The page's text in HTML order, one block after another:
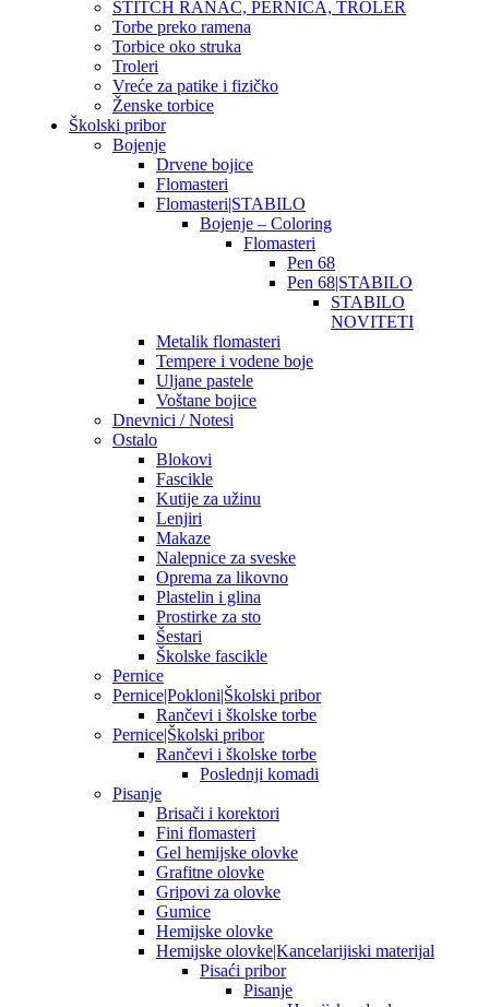
STITCH RANAC, PERNICA, TROLER
Torbe preko ramena
Torbice oko struka
Troleri
Vreće za patike i fizičko
Ženske torbice
Školski pribor
Bojenje
Drvene bojice
Flomasteri
Flomasteri|STABILO
Bojenje – Coloring
Flomasteri
Pen 68
Pen 68|STABILO
STABILO
NOVITETI
Metalik flomasteri
Tempere i vodene boje
Uljane pastele
Voštane bojice
Dnevnici / Notesi
Ostalo
Blokovi
Fascikle
Kutije za užinu
Lenjiri
Makaze
Nalepnice za sveske
Oprema za likovno
Plastelin i glina
Prostirke za sto
Šestari
Školske fascikle
Pernice
Pernice|Pokloni|Školski pribor
Rančevi i školske torbe
Pernice|Školski pribor
Rančevi i školske torbe
Poslednji komadi
Pisanje
Brisači i korektori
Fini flomasteri
Gel hemijske olovke
Grafitne olovke
Gripovi za olovke
Gumice
Hemijske olovke
Hemijske olovke|Kancelarijiski materijal
Pisaći pribor
Pisanje